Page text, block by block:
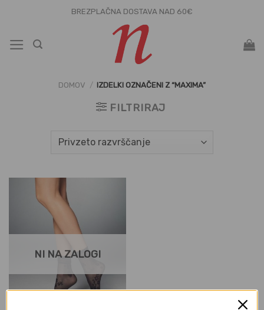
vsebino
BREZPLAČNA DOSTAVA NAD 60€
DOMOV / IZDELKI OZNAČENI Z “MAXIMA”
FILTRIRAJ
NI NA ZALOGI